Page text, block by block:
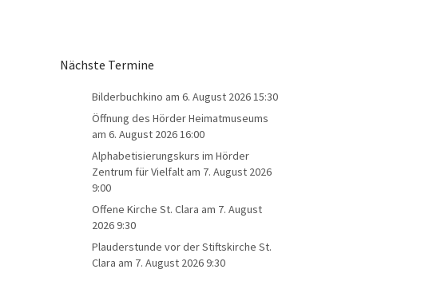
Nächste Termine
Bilderbuchkino am 6. August 2026 15:30
Öffnung des Hörder Heimatmuseums
am 6. August 2026 16:00
Alphabetisierungskurs im Hörder
Zentrum für Vielfalt am 7. August 2026
9:00
Offene Kirche St. Clara am 7. August
2026 9:30
Plauderstunde vor der Stiftskirche St.
Clara am 7. August 2026 9:30